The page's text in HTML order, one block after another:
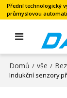
Přední technologický
průmyslovou
Domů / vše /
Indukční senzory